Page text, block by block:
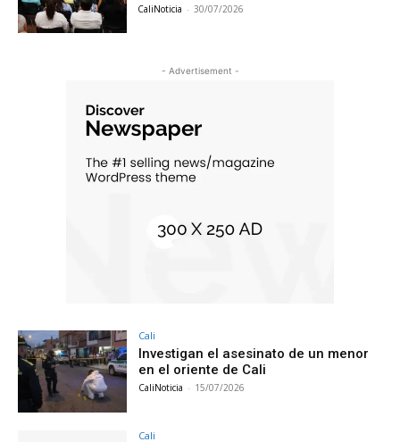
CaliNoticia - 30/07/2026
- Advertisement -
Cali
Investigan el asesinato de un menor
en el oriente de Cali
CaliNoticia - 15/07/2026
Cali